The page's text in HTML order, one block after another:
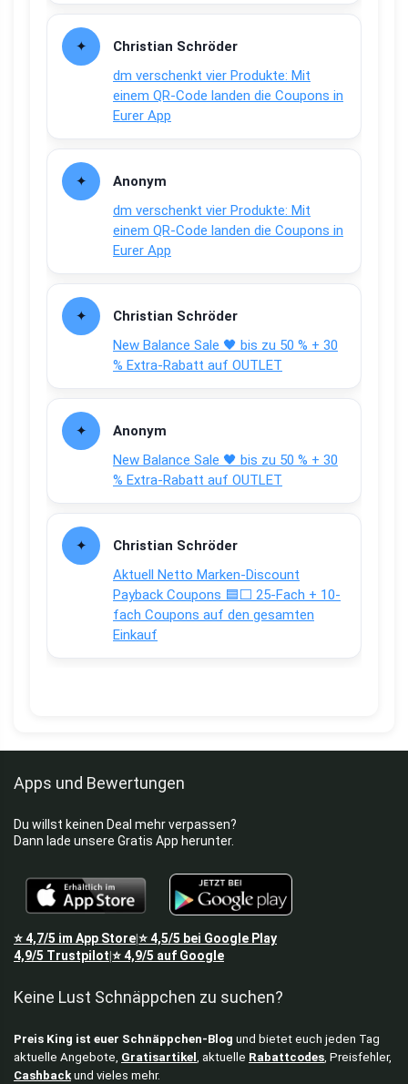
Christian Schröder
dm verschenkt vier Produkte: Mit
einem QR-Code landen die Coupons in
Eurer App
Anonym
dm verschenkt vier Produkte: Mit
einem QR-Code landen die Coupons in
Eurer App
Christian Schröder
New Balance Sale 🖤 bis zu 50 % + 30
% Extra-Rabatt auf OUTLET
Anonym
New Balance Sale 🖤 bis zu 50 % + 30
% Extra-Rabatt auf OUTLET
Christian Schröder
Aktuell Netto Marken-Discount
Payback Coupons 🟦⬜ 25-Fach + 10-
fach Coupons auf den gesamten
Einkauf
Apps und Bewertungen
Du willst keinen Deal mehr verpassen?
Dann lade unsere Gratis App herunter.
⭐4,7/5 im App Store⭐4,5/5 bei Google Play
4,9/5 Trustpilot ⭐4,9/5 auf Google
Keine Lust Schnäppchen zu suchen?
Preis King ist euer Schnäppchen-Blog und bietet euch jeden Tag
aktuelle Angebote, Gratisartikel , aktuelle Rabattcodes, Preisfehler,
Cashbackund vieles mehr.